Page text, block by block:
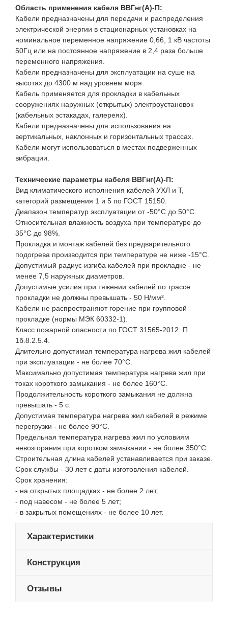
Область применения кабеля ВВГнг(A)-П:
Кабели предназначены для передачи и распределения
электрической энергии в стационарных установках на
номинальное переменное напряжение 0,66, 1 кВ частоты
50Гц или на постоянное напряжение в 2,4 раза больше
переменного напряжения.
Кабели предназначены для эксплуатации на суше на
высотах до 4300 м над уровнем моря.
Кабель применяется для прокладки в кабельных
сооружениях наружных (открытых) электроустановок
(кабельных эстакадах, галереях).
Кабели предназначены для использования на
вертикальных, наклонных и горизонтальных трассах.
Кабели могут использоваться в местах подверженных
вибрации.
Технические параметры кабеля ВВГнг(A)-П:
Вид климатического исполнения кабелей УХЛ и Т,
категорий размещения 1 и 5 по ГОСТ 15150.
Диапазон температур эксплуатации от -50°С до 50°С.
Относительная влажность воздуха при температуре до
35°С до 98%.
Прокладка и монтаж кабелей без предварительного
подогрева производится при температуре не ниже -15°С.
Допустимый радиус изгиба кабелей при прокладке - не
менее 7,5 наружных диаметров.
Допустимые усилия при тяжении кабелей по трассе
прокладки не должны превышать - 50 Н/мм².
Кабели не распространяют горение при групповой
прокладке (нормы МЭК 60332-1).
Класс пожарной опасности по ГОСТ 31565-2012: П
1б.8.2.5.4.
Длительно допустимая температура нагрева жил кабелей
при эксплуатации - не более 70°С.
Максимально допустимая температура нагрева жил при
токах короткого замыкания - не более 160°С.
Продолжительность короткого замыкания не должна
превышать - 5 с.
Допустимая температура нагрева жил кабелей в режиме
перегрузки - не более 90°С.
Предельная температура нагрева жил по условиям
невозгорания при коротком замыкании - не более 350°С.
Строительная длина кабелей устанавливается при заказе.
Срок службы - 30 лет с даты изготовления кабелей.
Срок хранения:
- на открытых площадках - не более 2 лет;
- под навесом - не более 5 лет;
- в закрытых помещениях - не более 10 лет.
Характеристики
Конструкция
Отзывы